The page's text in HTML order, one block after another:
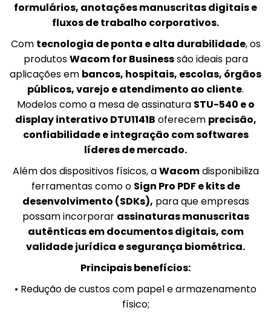
formulários, anotações manuscritas digitais e
fluxos de trabalho corporativos.
Com tecnologia de ponta e alta durabilidade, os
produtosWacom for Businesssão ideais para
aplicações em bancos, hospitais, escolas, órgãos
públicos, varejo e atendimento ao cliente.
Modelos como a mesa de assinatura STU-540 e o
display interativo DTU1141B oferecem precisão,
confiabilidade e integração com softwares
líderes de mercado.
Além dos dispositivos físicos, aWacomdisponibiliza
ferramentas como o Sign Pro PDF e kits de
desenvolvimento (SDKs), para que empresas
possam incorporar assinaturas manuscritas
autênticas em documentos digitais, com
validade jurídica e segurança biométrica.
Principais benefícios:
• Redução de custos com papel e armazenamento
físico;